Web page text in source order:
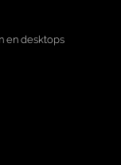
en desktops